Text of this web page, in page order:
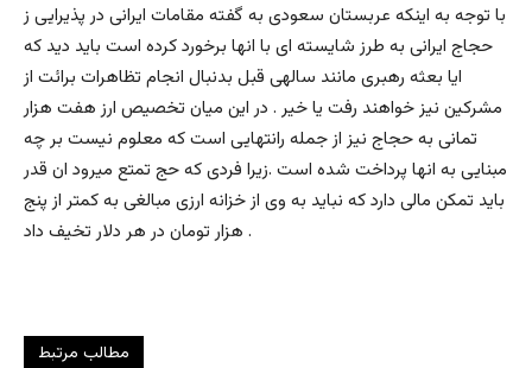
با توجه به اینکه عربستان سعودی به گفته مقامات ایرانی در پذیرایی ز
حجاج ایرانی به طرز شایسته ای با انها برخورد کرده است باید دید که
ایا بعثه رهبری مانند سالهی قبل بدنبال انجام تظاهرات برائت از
مشرکین نیز خواهند رفت یا خیر . در این میان تخصیص ارز هفت هزار
تمانی به حجاج نیز از جمله رانتهایی است که معلوم نیست بر چه
مبنایی به انها پرداخت شده است .زیرا فردی که حج تمتع میرود ان قدر
باید تمکن مالی دارد که نباید به وی از خزانه ارزی مبالغی به کمتر از پنج
هزار تومان در هر دلار تخیف داد .
مطالب مرتبط